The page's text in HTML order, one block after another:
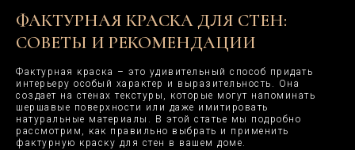
ФАКТУРНАЯ КРАСКА ДЛЯ СТЕН:
СОВЕТЫ И РЕКОМЕНДАЦИИ
Фактурная краска – это удивительный способ придать
интерьеру особый характер и выразительность. Она
создает на стенах текстуры, которые могут напоминать
шершавые поверхности или даже имитировать
натуральные материалы. В этой статье мы подробно
рассмотрим, как правильно выбрать и применить
фактурную краску для стен в вашем доме.